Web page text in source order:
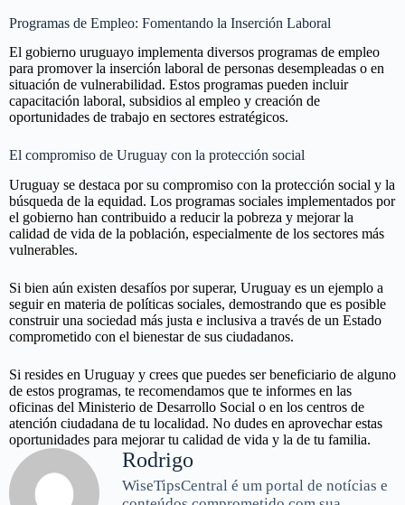
Programas de Empleo: Fomentando la Inserción Laboral
El gobierno uruguayo implementa diversos programas de empleo
para promover la inserción laboral de personas desempleadas o en
situación de vulnerabilidad. Estos programas pueden incluir
capacitación laboral, subsidios al empleo y creación de
oportunidades de trabajo en sectores estratégicos.
El compromiso de Uruguay con la protección social
Uruguay se destaca por su compromiso con la protección social y la
búsqueda de la equidad. Los programas sociales implementados por
el gobierno han contribuido a reducir la pobreza y mejorar la
calidad de vida de la población, especialmente de los sectores más
vulnerables.
Si bien aún existen desafíos por superar, Uruguay es un ejemplo a
seguir en materia de políticas sociales, demostrando que es posible
construir una sociedad más justa e inclusiva a través de un Estado
comprometido con el bienestar de sus ciudadanos.
Si resides en Uruguay y crees que puedes ser beneficiario de alguno
de estos programas, te recomendamos que te informes en las
oficinas del Ministerio de Desarrollo Social o en los centros de
atención ciudadana de tu localidad. No dudes en aprovechar estas
oportunidades para mejorar tu calidad de vida y la de tu familia.
Rodrigo
WiseTipsCentral é um portal de notícias e